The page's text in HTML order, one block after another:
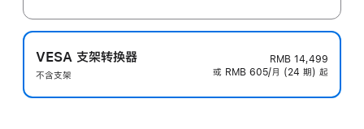
VESA 支架转换器
不含支架
RMB 14,499
或 RMB 605/月 (24 期) 起